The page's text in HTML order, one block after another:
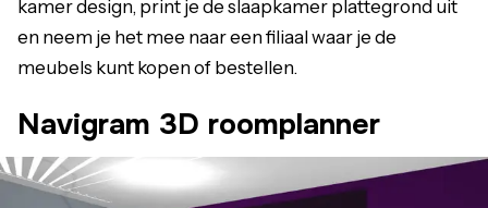
kamer design, print je de slaapkamer plattegrond uit
en neem je het mee naar een filiaal waar je de
meubels kunt kopen of bestellen.
Navigram 3D roomplanner